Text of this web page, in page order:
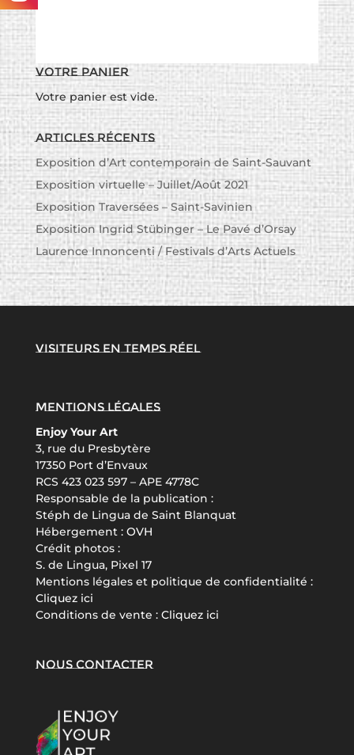
Votre panier
Votre panier est vide.
Articles récents
Exposition d’Art contemporain de Saint-Sauvant
Exposition virtuelle – Juillet/Août 2021
Exposition Traversées – Saint-Savinien
Exposition Ingrid Stübinger – Le Pavé d’Orsay
Laurence Innoncenti / Festivals d’Arts Actuels
Visiteurs en temps réel
Mentions légales
Enjoy Your Art
3, rue du Presbytère
17350 Port d’Envaux
RCS 423 023 597 – APE 4778C
Responsable de la publication :
Stéph de Lingua de Saint Blanquat
Hébergement : OVH
Crédit photos :
S. de Lingua, Pixel 17
Mentions légales et politique de confidentialité :
Cliquez ici
Conditions de vente : Cliquez ici
Nous contacter